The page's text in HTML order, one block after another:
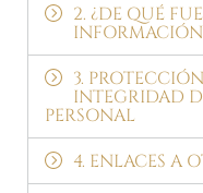
2. ¿DE QUÉ
INFORMACIÓN
3.
INTEGRIDAD
PERSONAL
4. ENLACES A